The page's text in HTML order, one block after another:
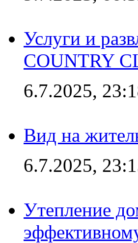
Услуги и
COUNTRY
6.7.2025,
Вид на
6.7.2025,
Утепление